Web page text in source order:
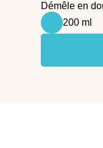
Démêle en
200 ml